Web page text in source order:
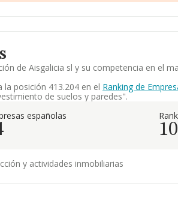
de Aisgalicia sl y su competencia en el
la posición 413.204 en el Ranking de
de suelos y paredes".
españolas
y actividades inmobiliarias